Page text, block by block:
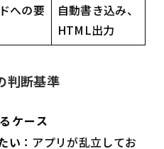
への要
自動書き込み、
HTML出力
判断基準
ケース
い ：アプリが乱立してお